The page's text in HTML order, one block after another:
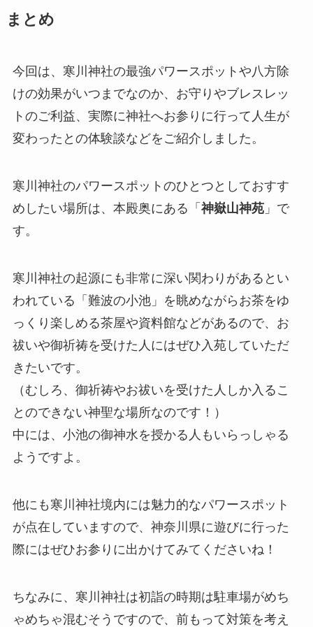
まとめ
今回は、寒川神社の最強パワースポットや八方除
けの効果がいつまでなのか、お守りやブレスレッ
トのご利益、実際に神社へお参りに行って人生が
変わったとの体験談などをご紹介しました。
寒川神社のパワースポットのひとつとしておすす
めしたい場所は、本殿奥にある「 神嶽山神苑」で
す。
寒川神社の起源にも非常に深い関わりがあるとい
われている「難波の小池」を眺めながらお茶をゆ
っくり楽しめる茶屋や資料館などがあるので、お
祓いや御祈祷を受けた人にはぜひ入苑していただ
きたいです。
（むしろ、御祈祷やお祓いを受けた人しか入るこ
とのできない神聖な場所なのです！）
中には、小池の御神水を授かる人もいらっしゃる
ようですよ。
他にも寒川神社境内には魅力的なパワースポット
が点在していますので、神奈川県に遊びに行った
際にはぜひお参りに出かけてみてくださいね！
ちなみに、寒川神社は初詣の時期は駐車場がめち
ゃめちゃ混むそうですので、前もって対策を考え